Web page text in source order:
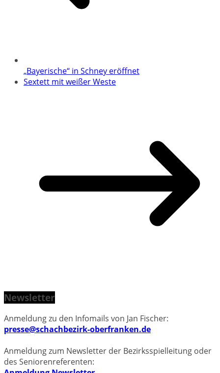
„Bayerische“ in Schney eröffnet
Sextett mit weißer Weste
Newsletter
Anmeldung zu den Infomails von Jan Fischer:
presse@schachbezirk-oberfranken.de
Anmeldung zum Newsletter der Bezirksspielleitung oder
des Seniorenreferenten: